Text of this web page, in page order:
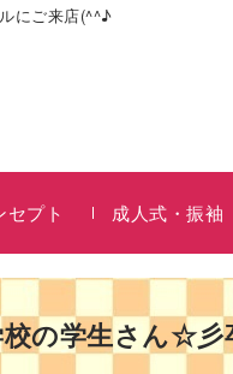
にご来店(^^♪
セプト 成人式・振袖
校の学生さん☆